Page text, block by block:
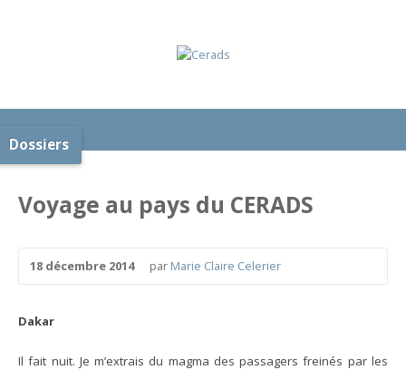
Dossiers
Voyage au pays du CERADS
18 décembre 2014 par Marie Claire Celerier
Dakar
Il fait nuit. Je m’extrais du magma des passagers freinés par les